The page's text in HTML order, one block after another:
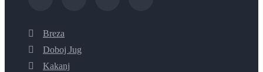
Breza
Doboj Jug
Kakanj